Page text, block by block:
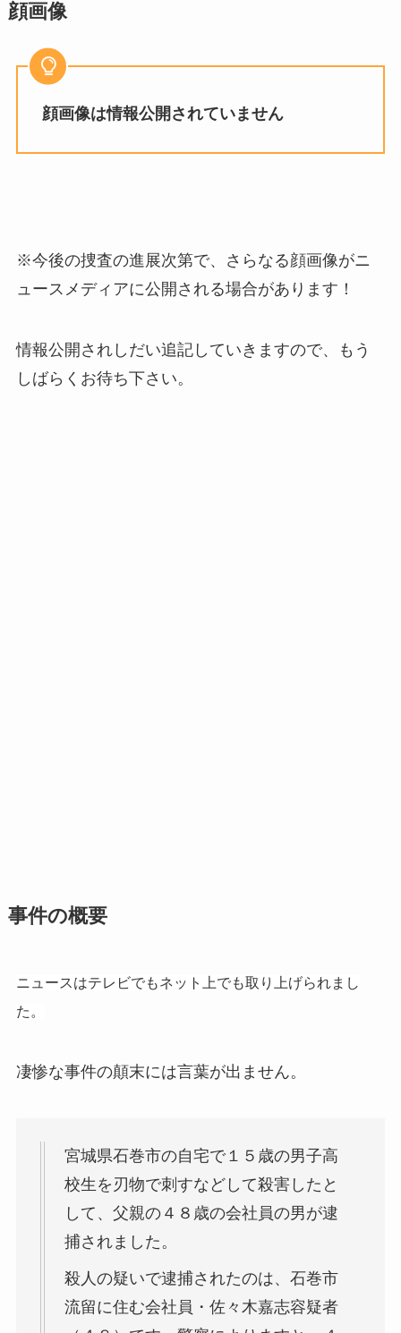
顔画像
顔画像は情報公開されていません
※今後の捜査の進展次第で、さらなる顔画像がニ
ュースメディアに公開される場合があります！
情報公開されしだい追記していきますので、もう
しばらくお待ち下さい。
事件の概要
ニュースはテレビでもネット上でも取り上げられまし
た。
凄惨な事件の顛末には言葉が出ません。
宮城県石巻市の自宅で１５歳の男子高
校生を刃物で刺すなどして殺害したと
して、父親の４８歳の会社員の男が逮
捕されました。
殺人の疑いで逮捕されたのは、石巻市
流留に住む会社員・佐々木嘉志容疑者